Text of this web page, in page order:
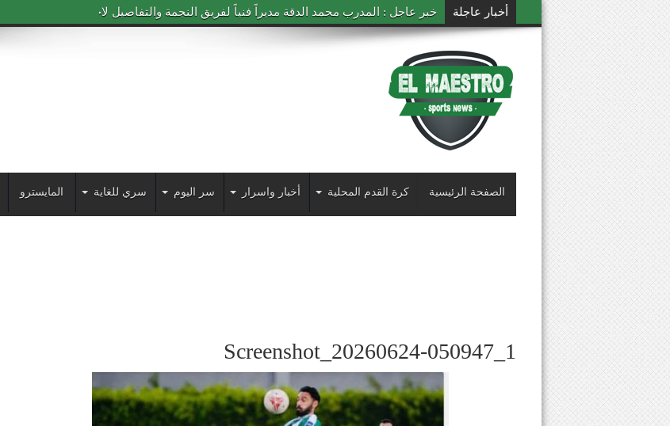
أخبار عاجلة خبر عاجل : المدرب محمد الدقة مديراً فنياً لفريق النجمة والتفاصيل لاحقاً
الصفحة الرئيسية كرة القدم المحلية أخبار واسرار سر اليوم سري للغاية المايسترو
Screenshot_20260624-050947_1